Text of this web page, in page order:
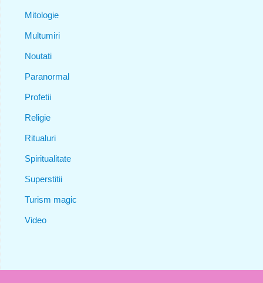
Mitologie
Multumiri
Noutati
Paranormal
Profetii
Religie
Ritualuri
Spiritualitate
Superstitii
Turism magic
Video